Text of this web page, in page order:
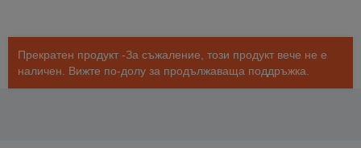
Прекратен продукт -За съжаление, този продукт вече не е
наличен. Вижте по-долу за продължаваща поддръжка.